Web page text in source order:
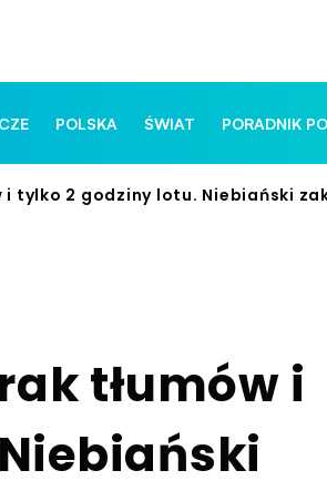
POLSKA ŚWIAT PORADNIK
tylko 2 godziny lotu. Niebiański
tłumów i